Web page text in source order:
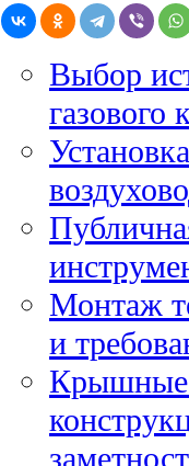
Выбор
газового
Монтаж
и
Крышные